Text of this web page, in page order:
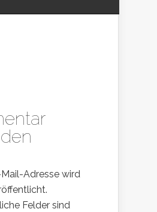
Mail-Adresse wird
Felder sind